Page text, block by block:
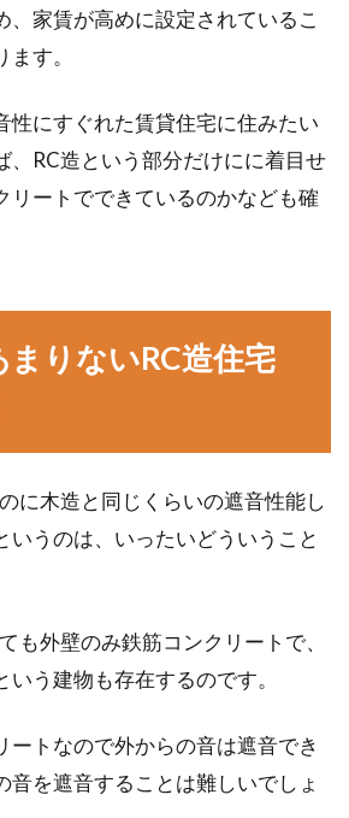
、家賃が高めに設定されているこ
す。
性にすぐれた賃貸住宅に住みたい
、RC造という部分だけにに着目せ
リートでできているのかなども確
りないRC造住宅
に木造と同じくらいの遮音性能し
いうのは、いったいどういうこと
も外壁のみ鉄筋コンクリートで、
う建物も存在するのです。
ートなので外からの音は遮音でき
音を遮音することは難しいでしょ